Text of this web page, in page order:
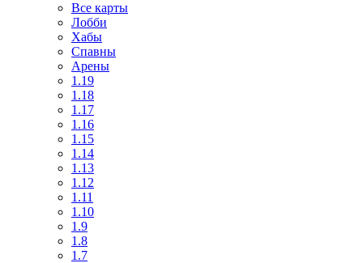
Все карты
Лобби
Хабы
Спавны
Арены
1.19
1.18
1.17
1.16
1.15
1.14
1.13
1.12
1.11
1.10
1.9
1.8
1.7